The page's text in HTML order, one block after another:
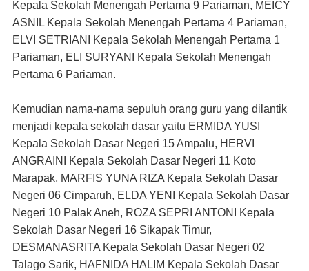
Kepala Sekolah Menengah Pertama 9 Pariaman, MEICY
ASNIL Kepala Sekolah Menengah Pertama 4 Pariaman,
ELVI SETRIANI Kepala Sekolah Menengah Pertama 1
Pariaman, ELI SURYANI Kepala Sekolah Menengah
Pertama 6 Pariaman.
Kemudian nama-nama sepuluh orang guru yang dilantik
menjadi kepala sekolah dasar yaitu ERMIDA YUSI
Kepala Sekolah Dasar Negeri 15 Ampalu, HERVI
ANGRAINI Kepala Sekolah Dasar Negeri 11 Koto
Marapak, MARFIS YUNA RIZA Kepala Sekolah Dasar
Negeri 06 Cimparuh, ELDA YENI Kepala Sekolah Dasar
Negeri 10 Palak Aneh, ROZA SEPRI ANTONI Kepala
Sekolah Dasar Negeri 16 Sikapak Timur,
DESMANASRITA Kepala Sekolah Dasar Negeri 02
Talago Sarik, HAFNIDA HALIM Kepala Sekolah Dasar